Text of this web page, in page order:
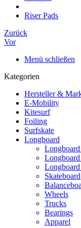
Riser Pads
Zurück
Vor
Menü schließen
Kategorien
Hersteller &
E-Mobility
Kitesurf
Foiling
Surfskate
Longboard
Skateboard
Wheels
Trucks
Bearings
Apparel